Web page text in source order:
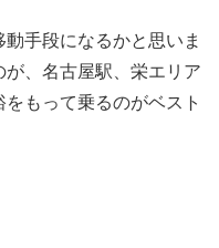
手段になるかと思いま
、名古屋駅、栄エリア
もって乗るのがベスト